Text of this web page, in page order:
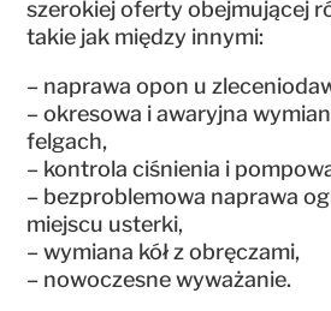
szerokiej oferty obejmującej
takie jak między innymi:
– naprawa opon u
– okresowa i awaryjna
felgach,
– kontrola ciśnienia i
– bezproblemowa naprawa
miejscu usterki,
– wymiana kół z obręczami,
– nowoczesne wyważanie.